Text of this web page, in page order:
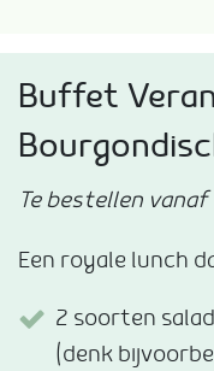
Buffet
Te bestellen vanaf
Een royale lunch
2 soorten
(denk